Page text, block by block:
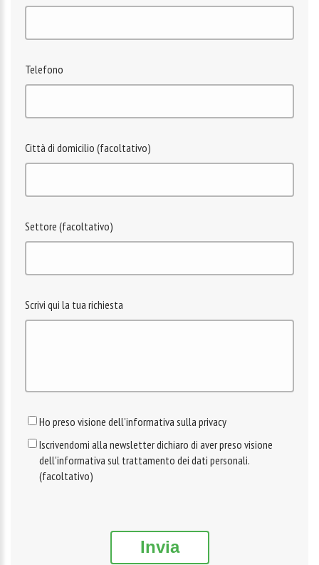
Telefono
Città di domicilio (facoltativo)
Settore (facoltativo)
Scrivi qui la tua richiesta
Ho preso visione dell'informativa sulla privacy
Iscrivendomi alla newsletter dichiaro di aver preso visione
dell'informativa sul trattamento dei dati personali.
(facoltativo)
Invia